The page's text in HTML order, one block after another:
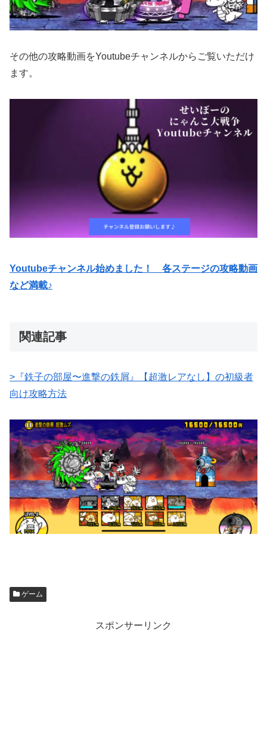
その他の攻略動画をYoutubeチャンネルからご覧いただけ
ます。
Youtubeチャンネル始めました！ 各ステージの攻略動画
など満載♪
関連記事
>『鉄子の部屋〜進撃の鉄屑』【超激レアなし】の初級者
向け攻略方法
ゲーム
スポンサーリンク